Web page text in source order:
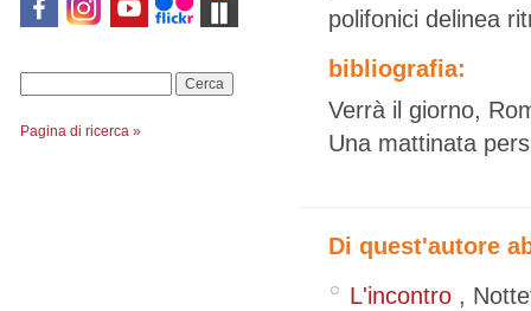
Pagina di ricerca »
polifonici delinea
bibliografia:
Verrà il giorno,
Una mattinata
Di quest'autore
L'incontro ,